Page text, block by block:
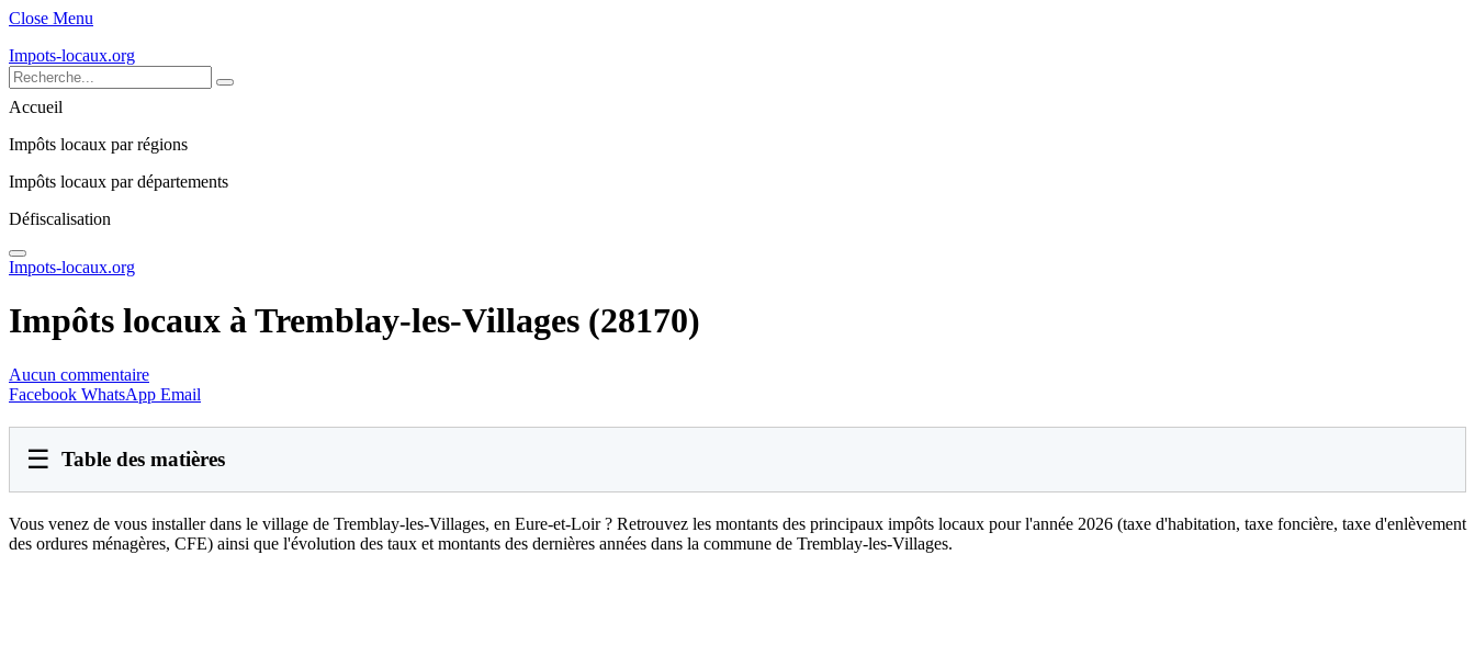
Close Menu
Impots-locaux.org
Accueil
Impôts locaux par régions
Impôts locaux par départements
Défiscalisation
Impots-locaux.org
Impôts locaux à Tremblay-les-Villages (28170)
Aucun commentaire
Facebook WhatsApp Email
☰ Table des matières
Vous venez de vous installer dans le village de Tremblay-les-Villages, en Eure-et-Loir ? Retrouvez les montants des principaux impôts locaux pour l'année 2026 (taxe d'habitation, taxe foncière, taxe d'enlèvement
des ordures ménagères, CFE) ainsi que l'évolution des taux et montants des dernières années dans la commune de Tremblay-les-Villages.